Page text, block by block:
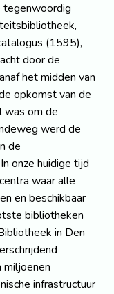
tegenwoordig
(1595),
door de
het midden van
opkomst van de
was om de
werd de
de
onze huidige tijd
waar alle
en beschikbaar
bibliotheken
in Den
miljoenen
infrastructuur